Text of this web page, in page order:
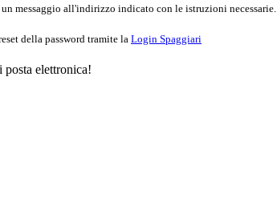
messaggio all'indirizzo indicato con le istruzioni necessarie.
della password tramite la Login Spaggiari
elettronica!